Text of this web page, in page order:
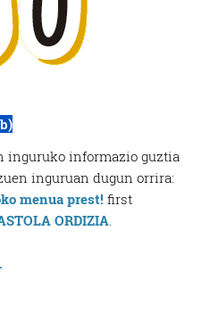
inguruko informazio guztia
inguruan dugun orrira:
menua prest! first
ORDIZIA.